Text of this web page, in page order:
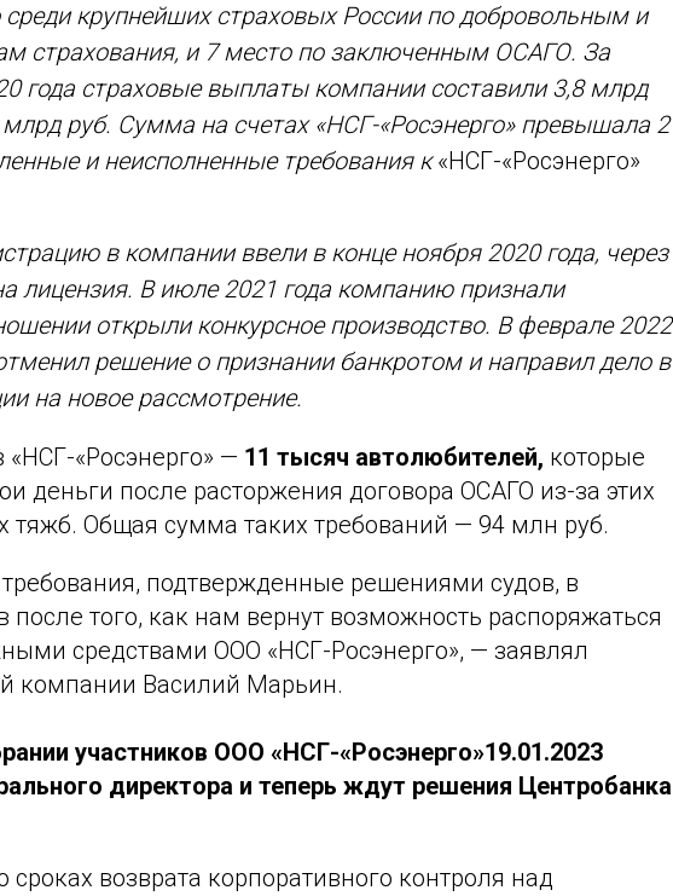
крупнейших страховых России по добровольным и
страхования, и 7 место по заключенным ОСАГО. За
года страховые выплаты компании составили 3,8 млрд
руб. Сумма на счетах «НСГ-«Росэнерго» превышала 2
и неисполненные требования к«НСГ-«Росэнерго»
в компании ввели в конце ноября 2020 года, через
лицензия. В июле 2021 года компанию признали
открыли конкурсное производство. В феврале 2022
решение о признании банкротом и направил дело в
на новое рассмотрение.
«НСГ-«Росэнерго» — 11 тысяч автолюбителей, которые
деньги после расторжения договора ОСАГО из-за этих
тяжб. Общая сумма таких требований — 94 млн руб.
подтвержденные решениями судов, в
после того, как нам вернут возможность распоряжаться
средствами ООО «НСГ-Росэнерго», — заявлял
компании Василий Марьин.
участников ООО «НСГ-«Росэнерго»19.01.2023
директора и теперь ждут решения Центробанка
возврата корпоративного контроля над